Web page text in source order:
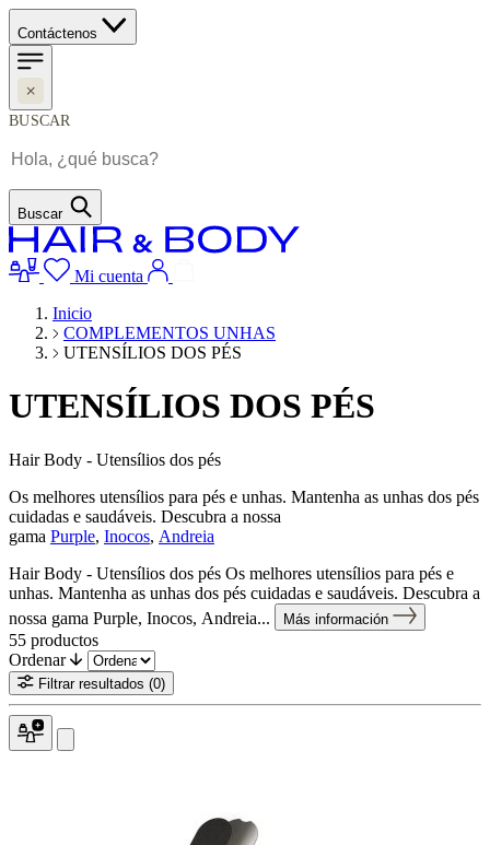
Contáctenos
BUSCAR
Buscar
Mi cuenta
Inicio
COMPLEMENTOS UNHAS
UTENSÍLIOS DOS PÉS
UTENSÍLIOS DOS PÉS
Hair Body - Utensílios dos pés
Os melhores utensílios para pés e unhas. Mantenha as unhas dos pés
cuidadas e saudáveis. Descubra a nossa
gama Purple, Inocos, Andreia
Hair Body - Utensílios dos pés Os melhores utensílios para pés e
unhas. Mantenha as unhas dos pés cuidadas e saudáveis. Descubra a
nossa gama Purple, Inocos, Andreia...
Más información
55 productos
Ordenar
Filtrar resultados (0)